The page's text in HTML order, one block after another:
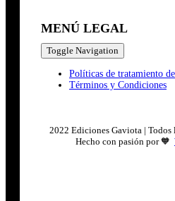
MENÚ LEGAL
Toggle Navigation
Políticas de tratamiento
Términos y Condiciones
2022 Ediciones Gaviota | Todos
Hecho con pasión por 🧡